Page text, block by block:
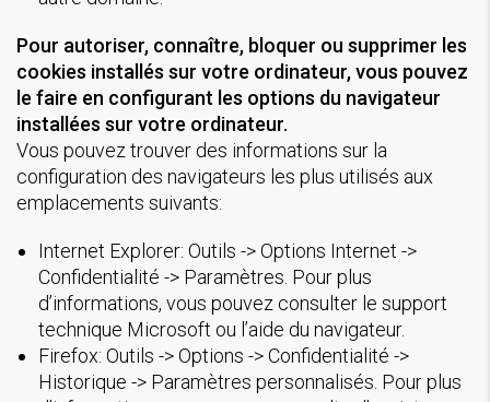
Pour autoriser, connaître, bloquer ou supprimer les
cookies installés sur votre ordinateur, vous pouvez
le faire en configurant les options du navigateur
installées sur votre ordinateur.
Vous pouvez trouver des informations sur la
configuration des navigateurs les plus utilisés aux
emplacements suivants:
Internet Explorer: Outils -> Options Internet ->
Confidentialité -> Paramètres. Pour plus
d’informations, vous pouvez consulter le support
technique Microsoft ou l’aide du navigateur.
Firefox: Outils -> Options -> Confidentialité ->
Historique -> Paramètres personnalisés. Pour plus